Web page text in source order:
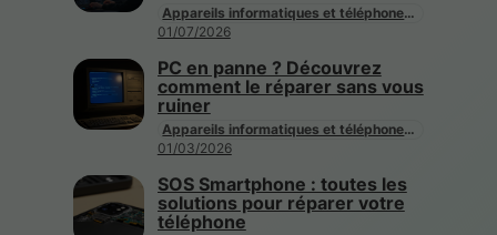
Appareils informatiques et téléphones mobiles
01/07/2026
Appareils informatiques et téléphones mobiles
01/03/2026
PC en panne ? Découvrez
comment le réparer sans vous
ruiner
SOS Smartphone : toutes les
solutions pour réparer votre
téléphone